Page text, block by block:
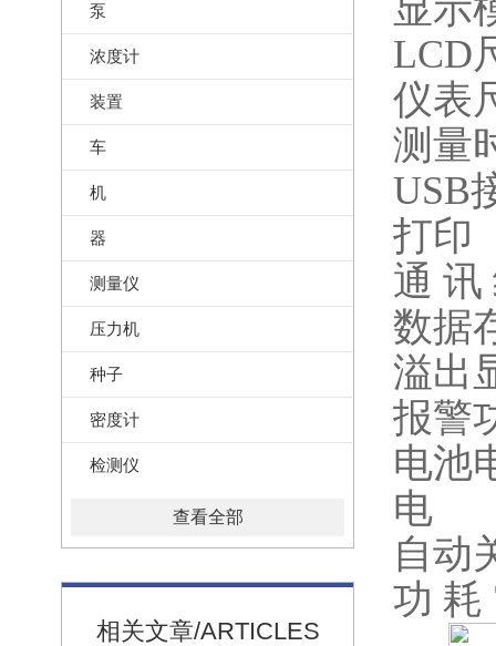
泵
浓度计
装置
车
机
器
测量仪
压力机
种子
密度计
检测仪
查看全部
相关文章/ARTICLES
显示
LCD
仪表
测量
USB
打印
通 讯
数据
溢出
报警
电池
电
自动
功 耗